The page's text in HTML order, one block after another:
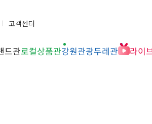
고객센터
드관로컬상품관강원관광두레관 라이